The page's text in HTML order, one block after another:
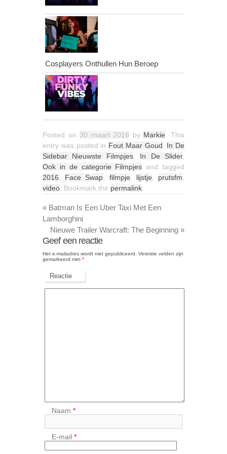
Cosplayers Onthullen Hun Beroep
Posted on 30 maart 2016 by Markie . This
entry was posted in Fout Maar Goud
In De
Sidebar Nieuwste Filmpjes, In De Slider,
Ook in de categorie Filmpjes and tagged
2016
Face Swap filmpje lijstje prutsfm
video . Bookmark the permalink
« Batman Is Een Uber Taxi Met Een
Lamborghini
Nieuwe Trailer Warcraft: The Beginning »
Geef een reactie
Het e-mailadres wordt niet gepubliceerd.
Vereiste velden zijn
gemarkeerd met *
Reactie
Naam*
E-mail*